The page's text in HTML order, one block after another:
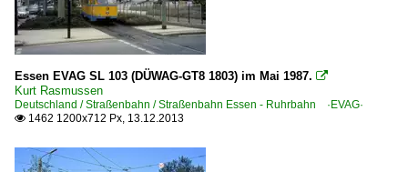
Essen EVAG SL 103 (DÜWAG-GT8 1803) im Mai 1987. 
Kurt Rasmussen
Deutschland / Straßenbahn / Straßenbahn Essen - Ruhrbahn ·EVAG·
 1462 1200x712 Px, 13.12.2013